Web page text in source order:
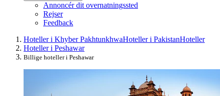
Annoncér dit overnatningssted
Rejser
Feedback
Hoteller i Khyber PakhtunkhwaHoteller i PakistanHoteller
Hoteller i Peshawar
Billige hoteller i Peshawar